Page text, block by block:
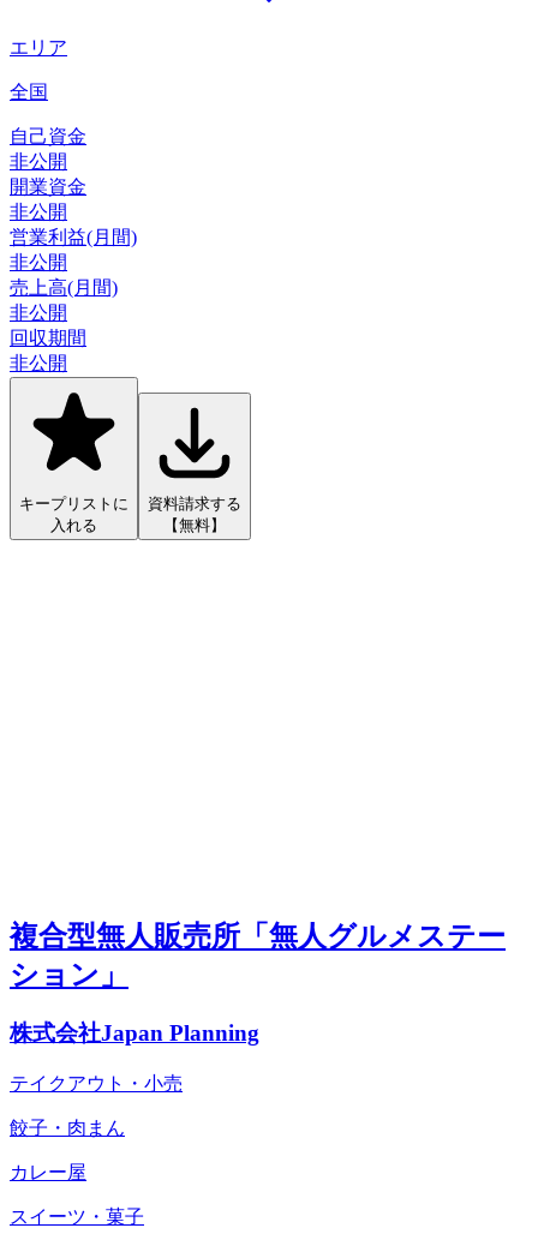
エリア
全国
自己資金
非公開
開業資金
非公開
営業利益(月間)
非公開
売上高(月間)
非公開
回収期間
非公開
キープリストに
入れる
資料請求する
【無料】
複合型無人販売所「無人グルメステー
ション」
株式会社Japan Planning
テイクアウト・小売
餃子・肉まん
カレー屋
スイーツ・菓子